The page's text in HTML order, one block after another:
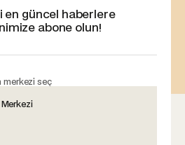
en güncel haberlere
abone olun!
seç